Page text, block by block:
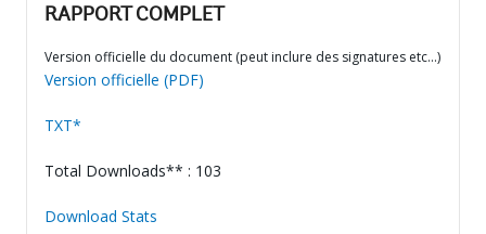
RAPPORT COMPLET
Version officielle du document (peut inclure des signatures etc…)
Version officielle (PDF)
TXT*
Total Downloads** : 103
Download Stats